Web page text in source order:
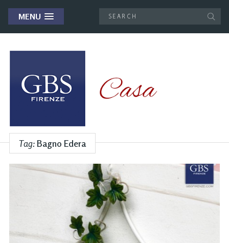
MENU
Tag:Bagno Edera